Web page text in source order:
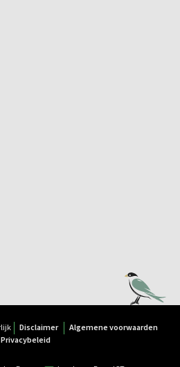
Disclaimer
Algemene voorwaarden
Privacybeleid